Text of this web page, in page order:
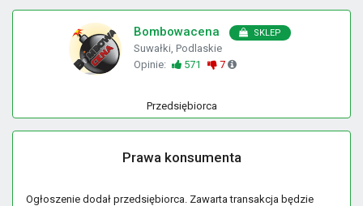
Bombowacena SKLEP
Suwałki, Podlaskie
Opinie:
571 7
Przedsiębiorca
Prawa konsumenta
Ogłoszenie dodał przedsiębiorca. Zawarta transakcja będzie